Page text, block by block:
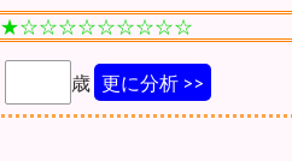
★☆☆☆☆☆☆☆☆☆
歳 更に分析 >>